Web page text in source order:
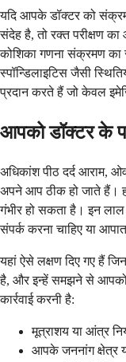
यदि आपके डॉक्टर को
संदेह है, तो रक्त परीक्षण
कोशिका गणना संक्रमण
स्पॉन्डिलाइटिस जैसी
प्रदान करते हैं जो केवल
आपको डॉक्टर के
अधिकांश पीठ दर्द आराम,
अपने आप ठीक हो जाते हैं।
गंभीर हो सकता है। इन
संपर्क करना चाहिए या
यहां ऐसे लक्षण दिए गए हैं
है, और इन्हें समझने से
कार्रवाई करनी है:
मूत्राशय या आंत्र
आपके जननांग क्षेत्र